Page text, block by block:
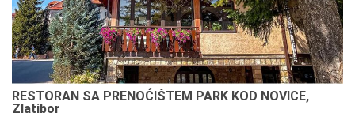
RESTORAN SA PRENOĆIŠTEM PARK KOD NOVICE,
Zlatibor